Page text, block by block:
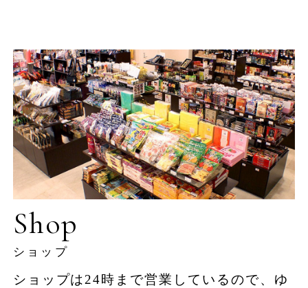
Banquet
Experience
Access
Online Shop
JUNGLIA OKINAWA
Official Partner Hotel
Shop
ショップ
ショップは24時まで営業しているので、ゆ